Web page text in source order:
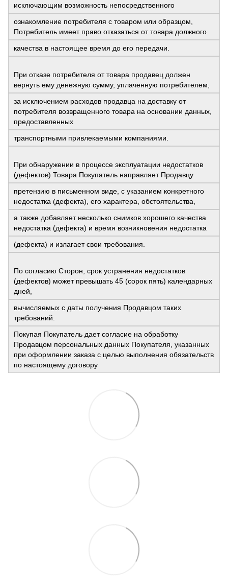
исключающим возможность непосредственного
ознакомление потребителя с товаром или образцом,
Потребитель имеет право отказаться от товара должного
качества в настоящее время до его передачи.
При отказе потребителя от товара продавец должен
вернуть ему денежную сумму, уплаченную потребителем,
за исключением расходов продавца на доставку от
потребителя возвращенного товара на основании данных,
предоставленных
транспортными привлекаемыми компаниями.
При обнаружении в процессе эксплуатации недостатков
(дефектов) Товара Покупатель направляет Продавцу
претензию в письменном виде, с указанием конкретного
недостатка (дефекта), его характера, обстоятельства,
а также добавляет несколько снимков хорошего качества
недостатка (дефекта) и время возникновения недостатка
(дефекта) и излагает свои требования.
По согласию Сторон, срок устранения недостатков
(дефектов) может превышать 45 (сорок пять) календарных
дней,
вычисляемых с даты получения Продавцом таких
требований.
Покупая Покупатель дает согласие на обработку
Продавцом персональных данных Покупателя, указанных
при оформлении заказа с целью выполнения обязательств
по настоящему договору